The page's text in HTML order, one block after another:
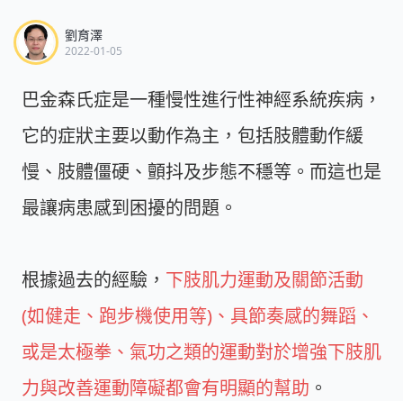
劉育澤
2022-01-05
巴金森氏症是一種慢性進行性神經系統疾病，
它的症狀主要以動作為主，包括肢體動作緩
慢、肢體僵硬、顫抖及步態不穩等。而這也是
最讓病患感到困擾的問題。
根據過去的經驗， 下肢肌力運動及關節活動
(如健走、跑步機使用等)、具節奏感的舞蹈、
或是太極拳、氣功之類的運動對於增強下肢肌
力與改善運動障礙都會有明顯的幫助 。